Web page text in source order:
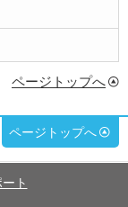
ページトップへ
ページトップへ
ト